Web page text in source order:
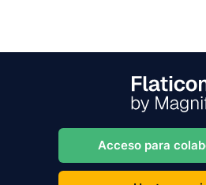
Acceso para